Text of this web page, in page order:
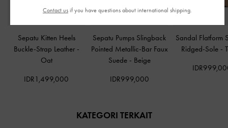
Sepatu Kitten Heels
Buckle-Strap Leather -
Oat
IDR1,499,000
Sepatu Pumps Slingback
Pointed Metallic-Bar Faux
Suede - Beige
IDR999,000
Sandal Flatform
Ridged-Sole -
KATEGORI TERKAIT
Contact us if you have questions about international shipping.